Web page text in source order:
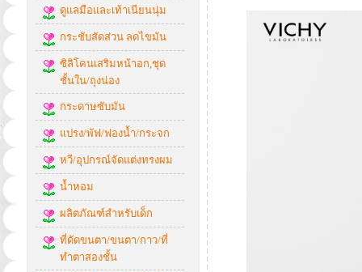
ดูแลมือและเท้าเนียนนุ่ม
กระชับสัดส่วน ลดไขมัน
ซิลิโคนเสริมหน้าอก,ชุด
ชั้นใน/ถุงน่อง
กระดาษซับมัน
แปรง/พัฟ/ฟองน้ำ/กระจก
หวี/อุปกรณ์จัดแต่งทรงผม
น้ำหอม
ผลิตภัณฑ์สำหรับเด็ก
ที่ดัดขนตา/ขนตา/กาว/ที่
ทำตาสองชั้น